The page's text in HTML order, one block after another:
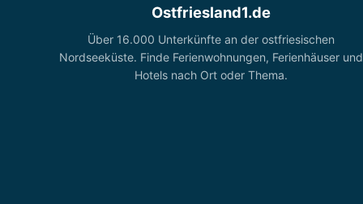
Ostfriesland1.de
Über 16.000 Unterkünfte an der ostfriesischen
Nordseeküste. Finde Ferienwohnungen, Ferienhäuser und
Hotels nach Ort oder Thema.